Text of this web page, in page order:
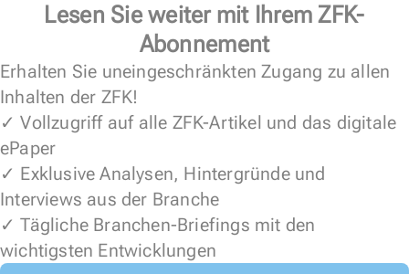
Lesen Sie weiter mit Ihrem ZFK-
Abonnement
Erhalten Sie uneingeschränkten Zugang zu allen
Inhalten der ZFK!
✓ Vollzugriff auf alle ZFK-Artikel und das digitale
ePaper
✓ Exklusive Analysen, Hintergründe und
Interviews aus der Branche
✓ Tägliche Branchen-Briefings mit den
wichtigsten Entwicklungen